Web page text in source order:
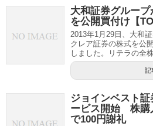
大和証券グルー
を公開買付け【
2013年1月29日、大和
クレア証券の株式を公
しました。リテラの全
記
ジョインベスト
ービス開始 株購
で100円謝礼